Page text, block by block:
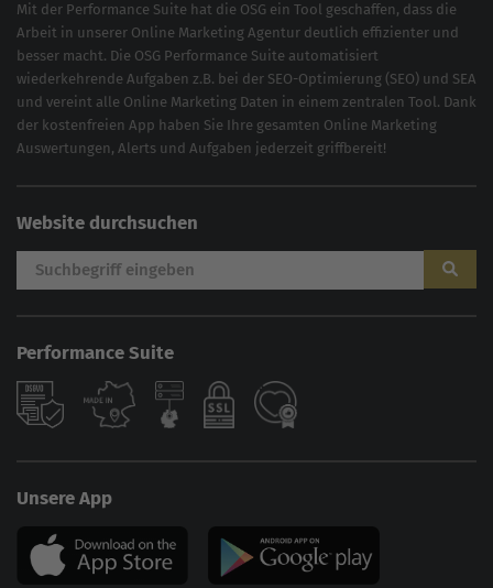
Mit der Performance Suite hat die OSG ein Tool geschaffen, dass die
Arbeit in unserer Online Marketing Agentur deutlich effizienter und
besser macht. Die OSG Performance Suite automatisiert
wiederkehrende Aufgaben z.B. bei der SEO-Optimierung (SEO) und SEA
und vereint alle Online Marketing Daten in einem zentralen Tool. Dank
der kostenfreien App haben Sie Ihre gesamten Online Marketing
Auswertungen, Alerts und Aufgaben jederzeit griffbereit!
Website durchsuchen
Performance Suite
Unsere App
GmbH. 👋